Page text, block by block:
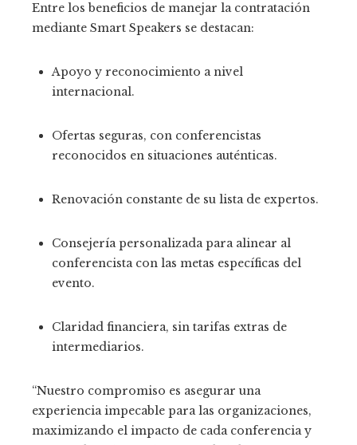
Entre los beneficios de manejar la contratación
mediante Smart Speakers se destacan:
Apoyo y reconocimiento a nivel
internacional.
Ofertas seguras, con conferencistas
reconocidos en situaciones auténticas.
Renovación constante de su lista de expertos.
Consejería personalizada para alinear al
conferencista con las metas específicas del
evento.
Claridad financiera, sin tarifas extras de
intermediarios.
“Nuestro compromiso es asegurar una
experiencia impecable para las organizaciones,
maximizando el impacto de cada conferencia y